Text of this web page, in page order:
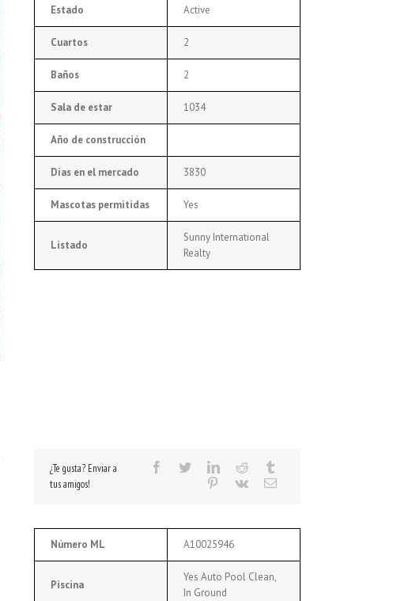
Estado Active
Cuartos 2
Baños 2
Sala de estar 1034
Año de construcción
Días en el mercado 3830
Mascotas permitidas Yes
Listado
Sunny International
Realty
¿Te gusta? Enviar a
tus amigos!
Número ML A10025946
Piscina
Yes Auto Pool Clean,
In Ground